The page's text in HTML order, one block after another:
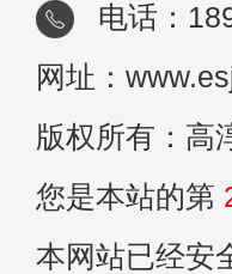
电话：
网址：
版权所有：高
您是本站的第
本网站已经安